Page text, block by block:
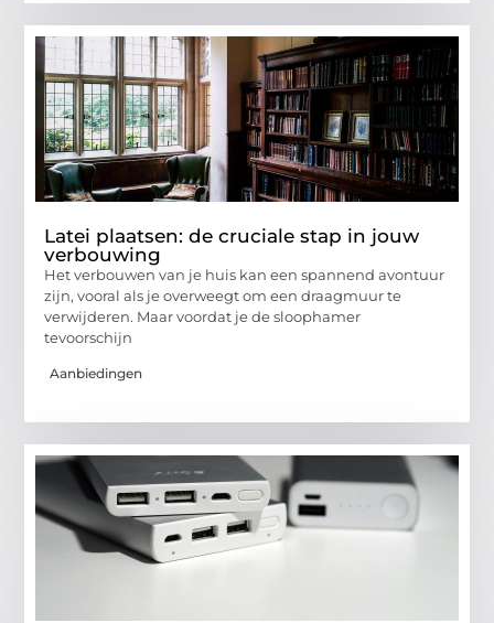
Latei plaatsen: de cruciale stap in jouw
verbouwing
Het verbouwen van je huis kan een spannend avontuur
zijn, vooral als je overweegt om een draagmuur te
verwijderen. Maar voordat je de sloophamer
tevoorschijn
Aanbiedingen